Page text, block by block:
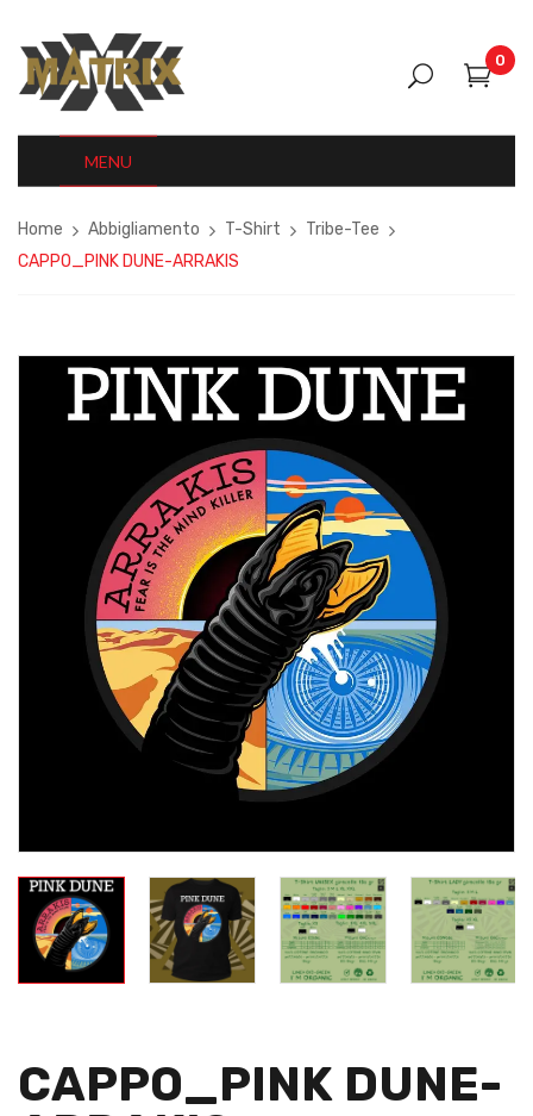
0
MENU
Home Abbigliamento T-Shirt
Tribe-Tee
CAPPO_PINK DUNE-ARRAKIS
CAPPO_PINK DUNE-